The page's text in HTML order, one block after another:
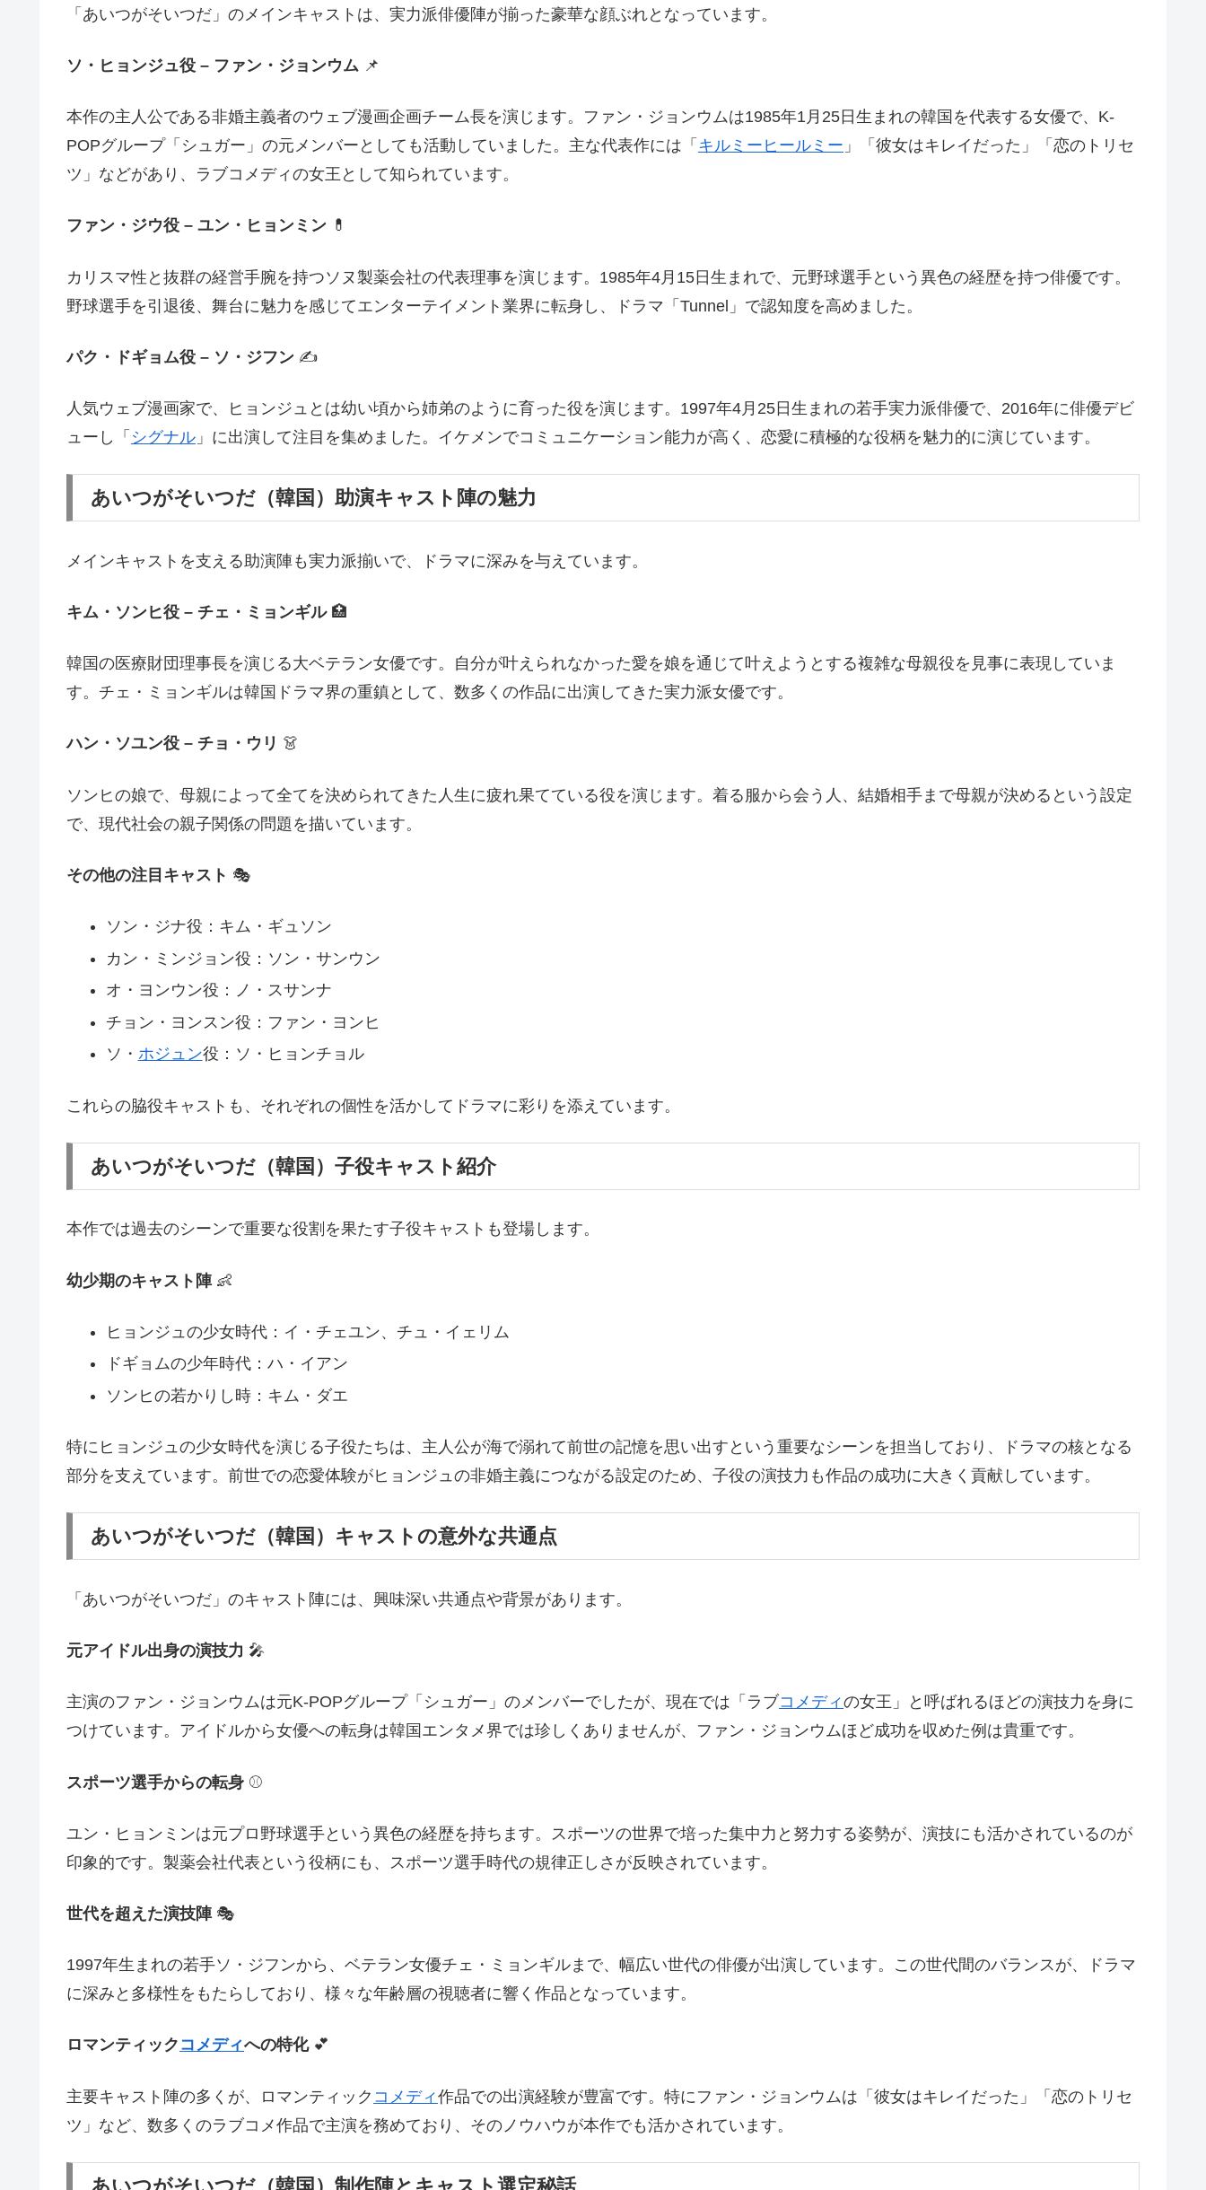
「あいつがそいつだ」のメインキャストは、実力派俳優陣が揃った豪華な顔ぶれとなっています。
ソ・ヒョンジュ役 – ファン・ジョンウム 📌
本作の主人公である非婚主義者のウェブ漫画企画チーム長を演じます。ファン・ジョンウムは1985年1月25日生まれの韓国を代表する女優で、K-
POPグループ「シュガー」の元メンバーとしても活動していました。主な代表作には「 キルミーヒールミー 」「彼女はキレイだった」「恋のトリセ
ツ」などがあり、ラブコメディの女王として知られています。
ファン・ジウ役 – ユン・ヒョンミン 💊
カリスマ性と抜群の経営手腕を持つソヌ製薬会社の代表理事を演じます。1985年4月15日生まれで、元野球選手という異色の経歴を持つ俳優です。
野球選手を引退後、舞台に魅力を感じてエンターテイメント業界に転身し、ドラマ「Tunnel」で認知度を高めました。
パク・ドギョム役 – ソ・ジフン ✍️
人気ウェブ漫画家で、ヒョンジュとは幼い頃から姉弟のように育った役を演じます。1997年4月25日生まれの若手実力派俳優で、2016年に俳優デビ
ューし「 シグナル 」に出演して注目を集めました。イケメンでコミュニケーション能力が高く、恋愛に積極的な役柄を魅力的に演じています。
あいつがそいつだ（韓国）助演キャスト陣の魅力
メインキャストを支える助演陣も実力派揃いで、ドラマに深みを与えています。
キム・ソンヒ役 – チェ・ミョンギル🏥
韓国の医療財団理事長を演じる大ベテラン女優です。自分が叶えられなかった愛を娘を通じて叶えようとする複雑な母親役を見事に表現していま
す。チェ・ミョンギルは韓国ドラマ界の重鎮として、数多くの作品に出演してきた実力派女優です。
ハン・ソユン役 – チョ・ウリ 👗
ソンヒの娘で、母親によって全てを決められてきた人生に疲れ果てている役を演じます。着る服から会う人、結婚相手まで母親が決めるという設定
で、現代社会の親子関係の問題を描いています。
その他の注目キャスト 🎭
ソン・ジナ役：キム・ギュソン
カン・ミンジョン役：ソン・サンウン
オ・ヨンウン役：ノ・スサンナ
チョン・ヨンスン役：ファン・ヨンヒ
ソ・ ホジュン役：ソ・ヒョンチョル
これらの脇役キャストも、それぞれの個性を活かしてドラマに彩りを添えています。
あいつがそいつだ（韓国）子役キャスト紹介
本作では過去のシーンで重要な役割を果たす子役キャストも登場します。
幼少期のキャスト陣👶
ヒョンジュの少女時代：イ・チェユン、チュ・イェリム
ドギョムの少年時代：ハ・イアン
ソンヒの若かりし時：キム・ダエ
特にヒョンジュの少女時代を演じる子役たちは、主人公が海で溺れて前世の記憶を思い出すという重要なシーンを担当しており、ドラマの核となる
部分を支えています。前世での恋愛体験がヒョンジュの非婚主義につながる設定のため、子役の演技力も作品の成功に大きく貢献しています。
あいつがそいつだ（韓国）キャストの意外な共通点
「あいつがそいつだ」のキャスト陣には、興味深い共通点や背景があります。
元アイドル出身の演技力 🎤
主演のファン・ジョンウムは元K-POPグループ「シュガー」のメンバーでしたが、現在では「ラブコメディの女王」と呼ばれるほどの演技力を身に
つけています。アイドルから女優への転身は韓国エンタメ界では珍しくありませんが、ファン・ジョンウムほど成功を収めた例は貴重です。
スポーツ選手からの転身 ⚾
ユン・ヒョンミンは元プロ野球選手という異色の経歴を持ちます。スポーツの世界で培った集中力と努力する姿勢が、演技にも活かされているのが
印象的です。製薬会社代表という役柄にも、スポーツ選手時代の規律正しさが反映されています。
世代を超えた演技陣🎭
1997年生まれの若手ソ・ジフンから、ベテラン女優チェ・ミョンギルまで、幅広い世代の俳優が出演しています。この世代間のバランスが、ドラマ
に深みと多様性をもたらしており、様々な年齢層の視聴者に響く作品となっています。
ロマンティック コメディへの特化💕
主要キャスト陣の多くが、ロマンティック コメディ作品での出演経験が豊富です。特にファン・ジョンウムは「彼女はキレイだった」「恋のトリセ
ツ」など、数多くのラブコメ作品で主演を務めており、そのノウハウが本作でも活かされています。